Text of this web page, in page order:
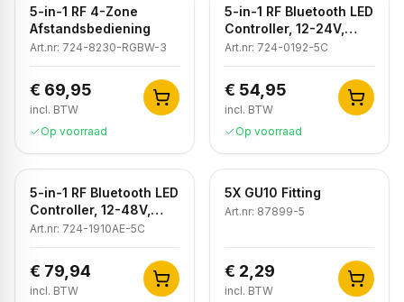
5-in-1 RF 4-Zone
Afstandsbediening
Art.nr: 724-8230-RGBW-3
€ 69,95
incl. BTW
Op voorraad
5-in-1 RF Bluetooth LED
Controller, 12-24V,
5x4A, 240/480W
Art.nr: 724-0192-5C
€ 54,95
incl. BTW
Op voorraad
5-in-1 RF Bluetooth LED
Controller, 12-48V,
5x8A, 960W
Art.nr: 724-1910AE-5C
€ 79,94
incl. BTW
5X GU10 Fitting
Art.nr: 87899-5
€ 2,29
incl. BTW